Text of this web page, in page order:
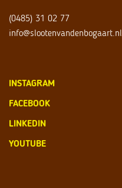
(0485) 31 02 77
info@slootenvandenbogaart.nl
INSTAGRAM
FACEBOOK
LINKEDIN
YOUTUBE